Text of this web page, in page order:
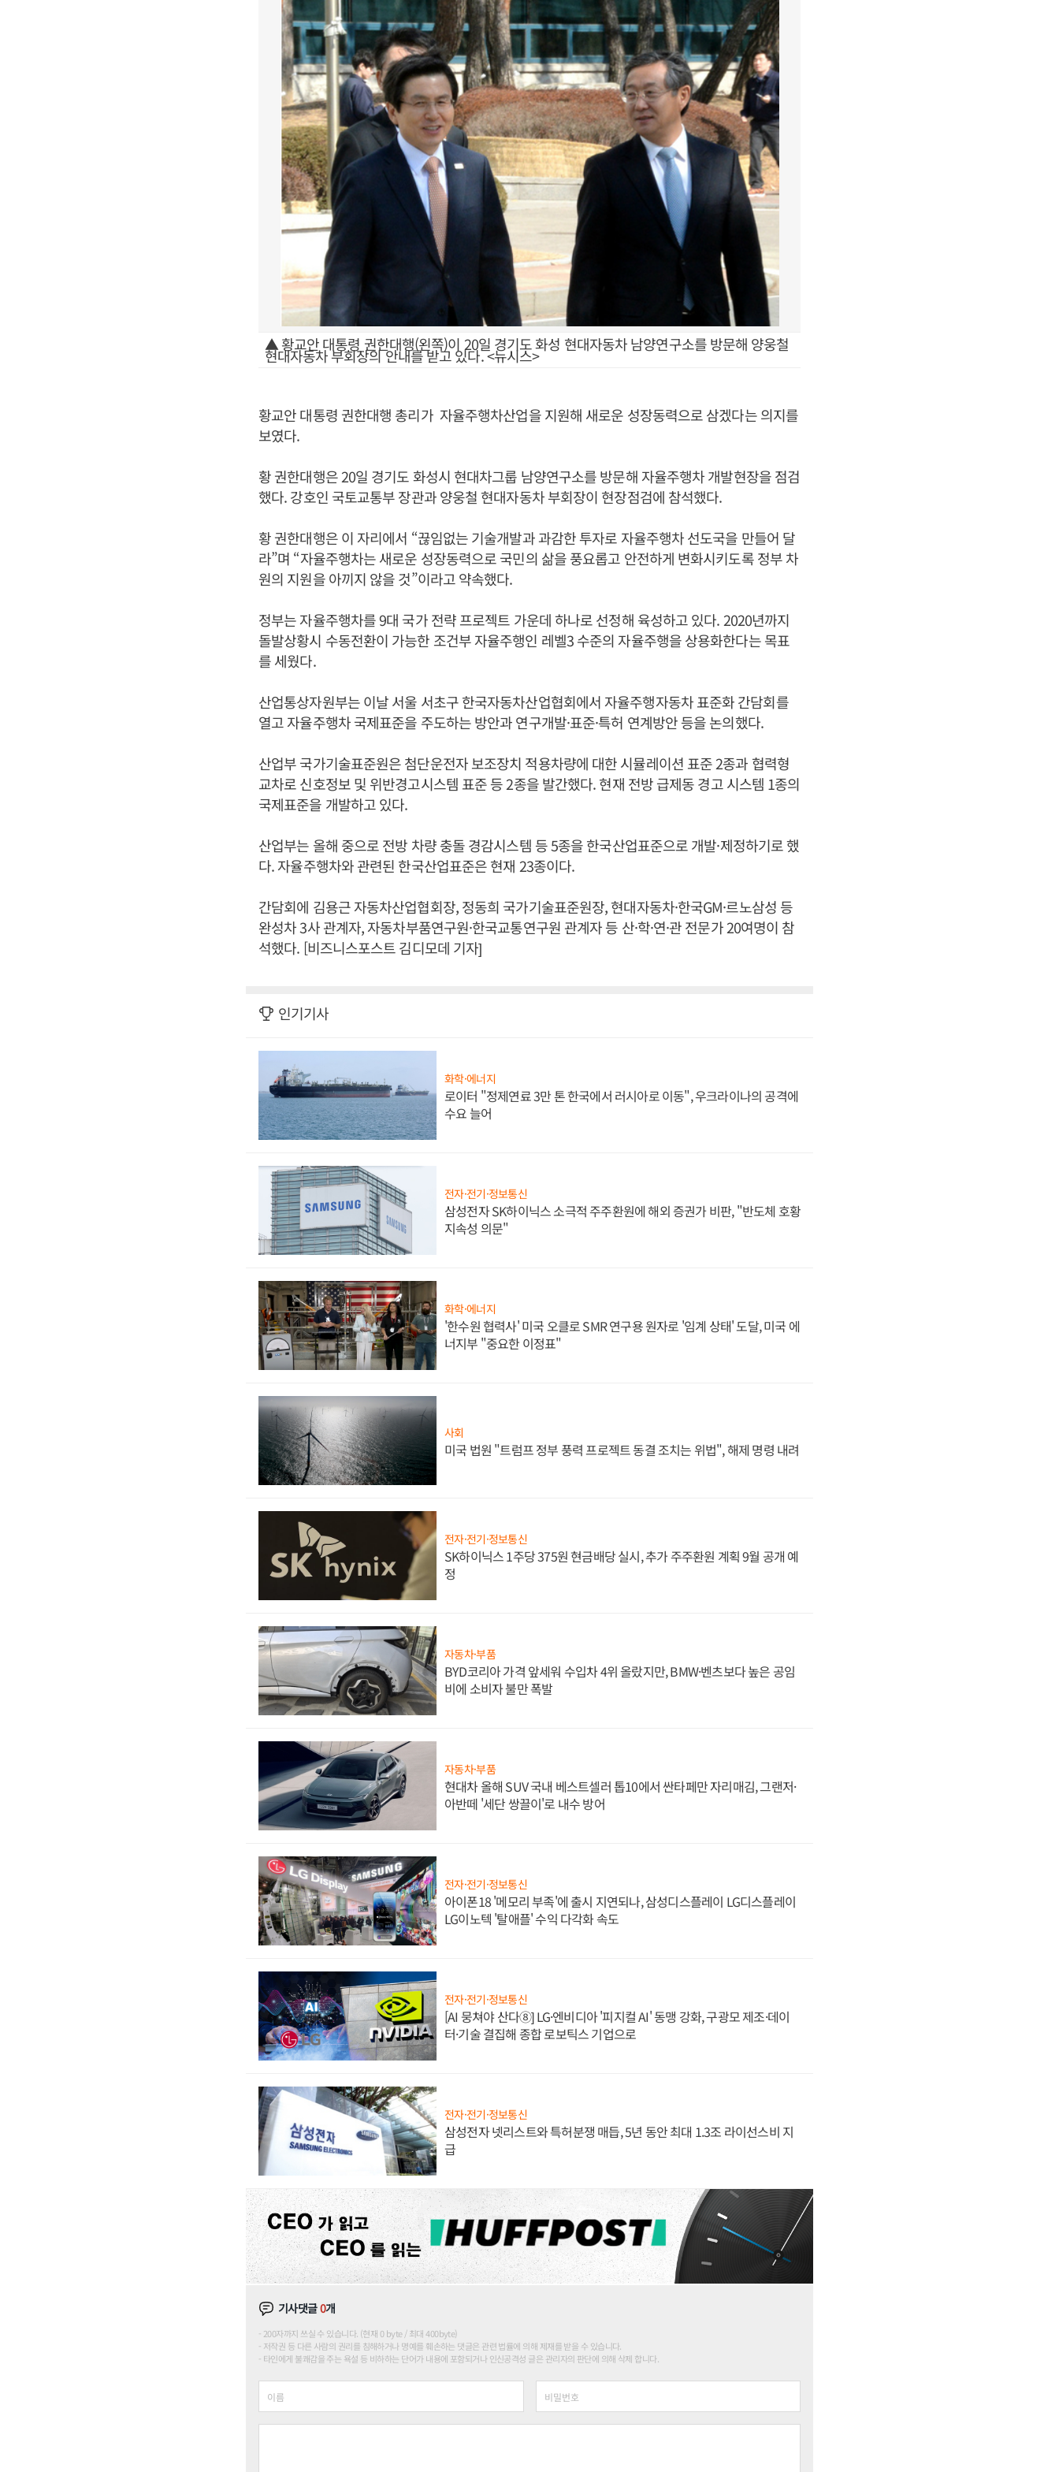
▲ 황교안 대통령 권한대행(왼쪽)이 20일 경기도 화성 현대자동차 남양연구소를 방문해 양웅철
현대자동차 부회장의 안내를 받고 있다. <뉴시스>
황교안 대통령 권한대행 총리가 자율주행차산업을 지원해 새로운 성장동력으로 삼겠다는 의지를
보였다.
황 권한대행은 20일 경기도 화성시 현대차그룹 남양연구소를 방문해 자율주행차 개발현장을 점검
했다. 강호인 국토교통부 장관과 양웅철 현대자동차 부회장이 현장점검에 참석했다.
황 권한대행은 이 자리에서 “끊임없는 기술개발과 과감한 투자로 자율주행차 선도국을 만들어 달
라”며 “자율주행차는 새로운 성장동력으로 국민의 삶을 풍요롭고 안전하게 변화시키도록 정부 차
원의 지원을 아끼지 않을 것”이라고 약속했다.
정부는 자율주행차를 9대 국가 전략 프로젝트 가운데 하나로 선정해 육성하고 있다. 2020년까지
돌발상황시 수동전환이 가능한 조건부 자율주행인 레벨3 수준의 자율주행을 상용화한다는 목표
를 세웠다.
산업통상자원부는 이날 서울 서초구 한국자동차산업협회에서 자율주행자동차 표준화 간담회를
열고 자율주행차 국제표준을 주도하는 방안과 연구개발·표준·특허 연계방안 등을 논의했다.
산업부 국가기술표준원은 첨단운전자 보조장치 적용차량에 대한 시뮬레이션 표준 2종과 협력형
교차로 신호정보 및 위반경고시스템 표준 등 2종을 발간했다. 현재 전방 급제동 경고 시스템 1종의
국제표준을 개발하고 있다.
산업부는 올해 중으로 전방 차량 충돌 경감시스템 등 5종을 한국산업표준으로 개발·제정하기로 했
다. 자율주행차와 관련된 한국산업표준은 현재 23종이다.
간담회에 김용근 자동차산업협회장, 정동희 국가기술표준원장, 현대자동차·한국GM·르노삼성 등
완성차 3사 관계자, 자동차부품연구원·한국교통연구원 관계자 등 산·학·연·관 전문가 20여명이 참
석했다. [비즈니스포스트 김디모데 기자]
인기기사
화학·에너지
로이터 "정제연료 3만 톤 한국에서 러시아로 이동", 우크라이나의 공격에
수요 늘어
전자·전기·정보통신
삼성전자 SK하이닉스 소극적 주주환원에 해외 증권가 비판, "반도체 호황
지속성 의문"
화학·에너지
'한수원 협력사' 미국 오클로 SMR 연구용 원자로 '임계 상태' 도달, 미국 에
너지부 "중요한 이정표"
사회
미국 법원 "트럼프 정부 풍력 프로젝트 동결 조치는 위법", 해제 명령 내려
전자·전기·정보통신
SK하이닉스 1주당 375원 현금배당 실시, 추가 주주환원 계획 9월 공개 예
정
자동차·부품
BYD코리아 가격 앞세워 수입차 4위 올랐지만, BMW·벤츠보다 높은 공임
비에 소비자 불만 폭발
자동차·부품
현대차 올해 SUV 국내 베스트셀러 톱10에서 싼타페만 자리매김, 그랜저·
아반떼 '세단 쌍끌이'로 내수 방어
전자·전기·정보통신
아이폰18 '메모리 부족'에 출시 지연되나, 삼성디스플레이 LG디스플레이
LG이노텍 '탈애플' 수익 다각화 속도
전자·전기·정보통신
[AI 뭉쳐야 산다⑧] LG·엔비디아 '피지컬 AI' 동맹 강화, 구광모 제조·데이
터·기술 결집해 종합 로보틱스 기업으로
전자·전기·정보통신
삼성전자 넷리스트와 특허분쟁 매듭, 5년 동안 최대 1.3조 라이선스비 지
급
기사댓글0개
200자까지 쓰실 수 있습니다. (현재 0 byte / 최대 400byte)
저작권 등 다른 사람의 권리를 침해하거나 명예를 훼손하는 댓글은 관련 법률에 의해 제재를 받을 수 있습니다.
타인에게 불쾌감을 주는 욕설 등 비하하는 단어가 내용에 포함되거나 인신공격성 글은 관리자의 판단에 의해 삭제 합니다.